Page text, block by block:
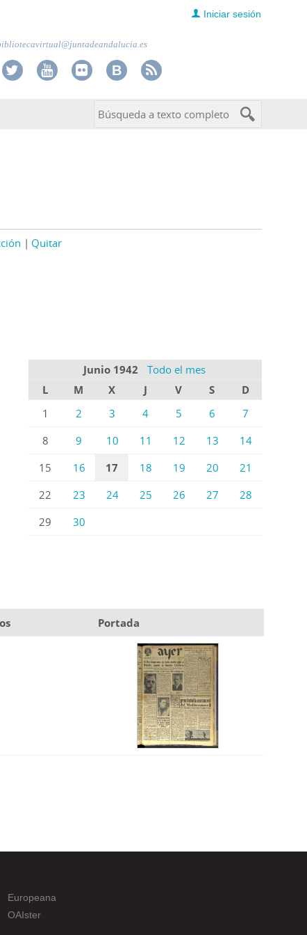
Iniciar sesión
Quitar
Junio 1942
Todo el mes
L
M X J V S
D
1
2 3 4 5 6
7
8
9 10 11 12 13
14
15
16 17 18 19 20
21
22
23 24 25 26 27
28
29
30
Portada
Europeana
OAIster